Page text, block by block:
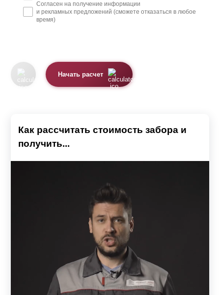
Согласен на получение информации
и рекламных предложений (сможете отказаться в любое
время)
Начать расчет
Как рассчитать стоимость забора и
получить...